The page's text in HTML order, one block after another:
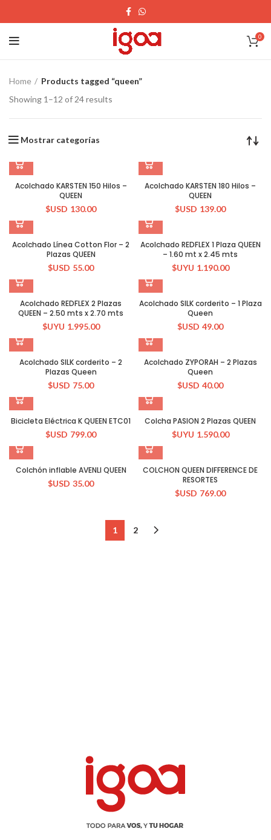
0
Home
Products tagged “queen”
Showing 1–12 of 24 results
Mostrar categorías
Acolchado KARSTEN 150 Hilos –
QUEEN
$USD 130.00
Acolchado KARSTEN 180 Hilos –
QUEEN
$USD 139.00
Acolchado Línea Cotton Flor – 2
Plazas QUEEN
$USD 55.00
Acolchado REDFLEX 1 Plaza QUEEN
– 1.60 mt x 2.45 mts
$UYU 1.190.00
Acolchado REDFLEX 2 Plazas
QUEEN – 2.50 mts x 2.70 mts
$UYU 1.995.00
Acolchado SILK corderito – 1 Plaza
Queen
$USD 49.00
Acolchado SILK corderito – 2
Plazas Queen
$USD 75.00
Acolchado ZYPORAH – 2 Plazas
Queen
$USD 40.00
Bicicleta Eléctrica K QUEEN ETC01
$USD 799.00
Colcha PASION 2 Plazas QUEEN
$UYU 1.590.00
Colchón inflable AVENLI QUEEN
$USD 35.00
COLCHON QUEEN DIFFERENCE DE
RESORTES
$USD 769.00
1 2